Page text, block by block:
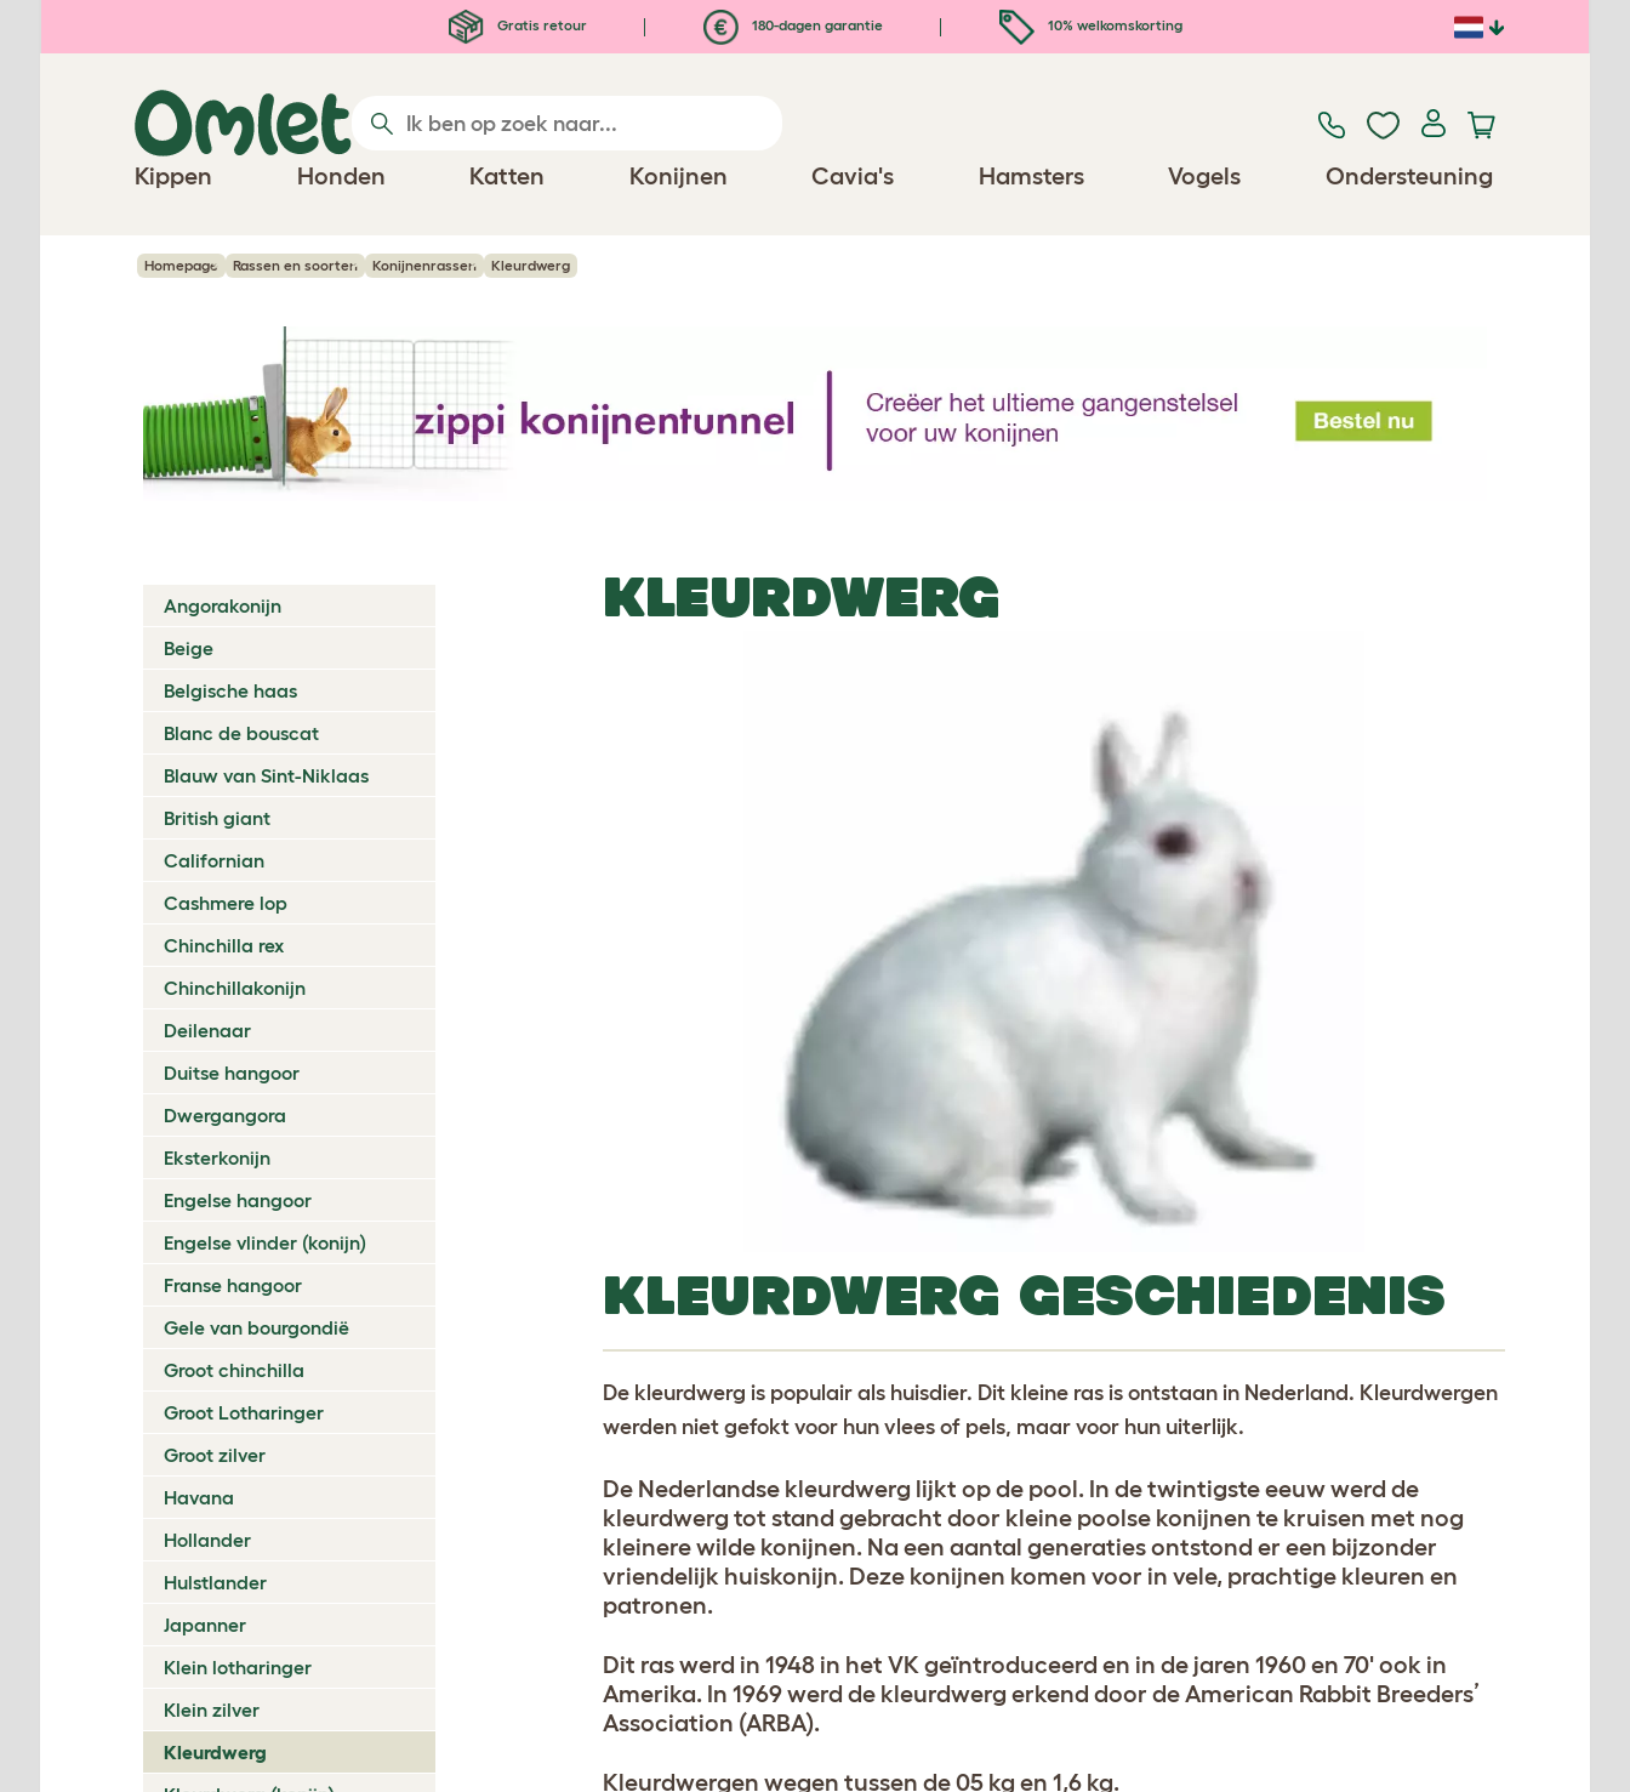
Gratis retour 180-dagen garantie 10% welkomskorting
Kippen Honden Katten Konijnen Cavia's Hamsters Vogels Ondersteuning
Homepage Rassen en soorten Konijnenrassen Kleurdwerg
Angorakonijn
Beige
Belgische haas
Blanc de bouscat
Blauw van Sint-Niklaas
British giant
Californian
Cashmere lop
Chinchilla rex
Chinchillakonijn
Deilenaar
Duitse hangoor
Dwergangora
Eksterkonijn
Engelse hangoor
Engelse vlinder (konijn)
Franse hangoor
Gele van bourgondië
Groot chinchilla
Groot Lotharinger
Groot zilver
Havana
Hollander
Hulstlander
Japanner
Klein lotharinger
Klein zilver
Kleurdwerg
KLEURDWERG
KLEURDWERG GESCHIEDENIS
De kleurdwerg is populair als huisdier. Dit kleine ras is ontstaan in Nederland. Kleurdwergen
werden niet gefokt voor hun vlees of pels, maar voor hun uiterlijk.
De Nederlandse kleurdwerg lijkt op de pool. In de twintigste eeuw werd de
kleurdwerg tot stand gebracht door kleine poolse konijnen te kruisen met nog
kleinere wilde konijnen. Na een aantal generaties ontstond er een bijzonder
vriendelijk huiskonijn. Deze konijnen komen voor in vele, prachtige kleuren en
patronen.
Dit ras werd in 1948 in het VK geïntroduceerd en in de jaren 1960 en 70' ook in
Amerika. In 1969 werd de kleurdwerg erkend door de American Rabbit Breeders’
Association (ARBA).
Kleurdwergen wegen tussen de 05 kg en 1,6 kg.